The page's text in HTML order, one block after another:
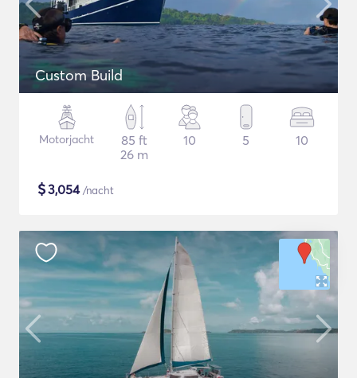
Custom Build
Motorjacht
85 ft
26 m
10 5 10
$3,054/nacht